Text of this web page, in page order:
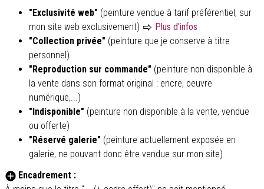
"Exclusivité web" (peinture vendue à tarif préférentiel, sur
mon site web exclusivement)
Plus d'infos
"Collection privée" (peinture que je conserve à titre
personnel)
"Reproduction sur commande" (peinture non disponible à
la vente dans son format original : encre, oeuvre
numérique,...)
"Indisponible" (peinture non disponible à la vente, vendue
ou offerte)
"Réservé galerie" (peinture actuellement exposée en
galerie, ne pouvant donc être vendue sur mon site)
Encadrement :